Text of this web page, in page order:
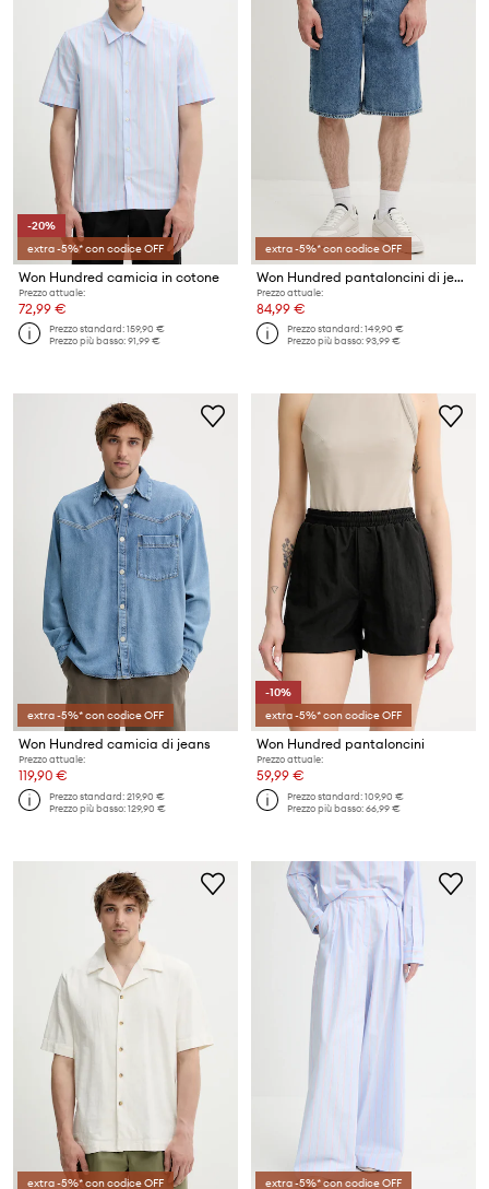
-20%
extra -5%* con codice OFF
Won Hundred camicia in cotone
Prezzo attuale:
72,99 €
Prezzo standard:159,90 €
Prezzo più basso:91,99 €
extra -5%* con codice OFF
Won Hundred pantaloncini di jeans
Prezzo attuale:
84,99 €
Prezzo standard:149,90 €
Prezzo più basso:93,99 €
extra -5%* con codice OFF
Won Hundred camicia di jeans
Prezzo attuale:
119,90 €
Prezzo standard:219,90 €
Prezzo più basso:129,90 €
-10%
extra -5%* con codice OFF
Won Hundred pantaloncini
Prezzo attuale:
59,99 €
Prezzo standard:109,90 €
Prezzo più basso:66,99 €
extra -5%* con codice OFF extra -5%* con codice OFF